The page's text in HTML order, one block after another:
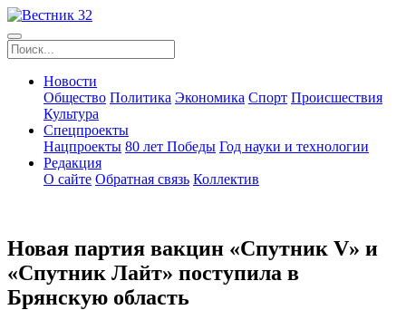
Новости
Общество Политика Экономика Спорт Происшествия
Культура
Спецпроекты
Нацпроекты 80 лет Победы Год науки и технологии
Редакция
О сайте Обратная связь Коллектив
Новая партия вакцин «Спутник V» и
«Спутник Лайт» поступила в
Брянскую область